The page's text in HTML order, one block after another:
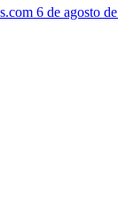
6 de agosto